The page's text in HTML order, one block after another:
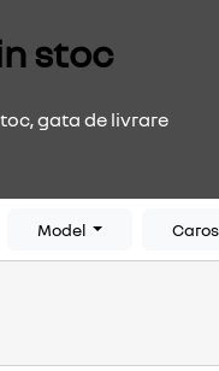
stoc
gata de livrare
Model